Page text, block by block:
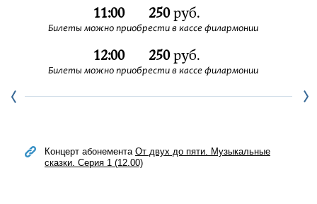
11:00 250руб.
Билеты можно приобрести в кассе филармонии
12:00 250руб.
Билеты можно приобрести в кассе филармонии
Концерт абонемента От двух до пяти. Музыкальные
сказки. Серия 1 (12.00)